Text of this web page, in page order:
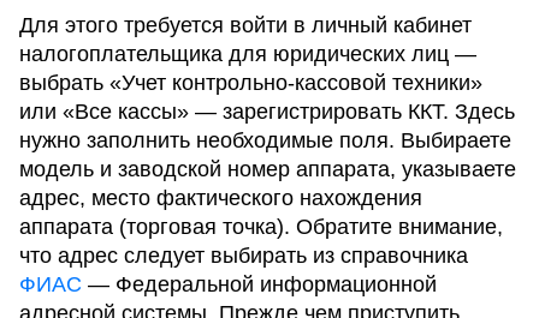
Для этого требуется войти в личный кабинет
налогоплательщика для юридических лиц —
выбрать «Учет контрольно-кассовой техники»
или «Все кассы» — зарегистрировать ККТ. Здесь
нужно заполнить необходимые поля. Выбираете
модель и заводской номер аппарата, указываете
адрес, место фактического нахождения
аппарата (торговая точка). Обратите внимание,
что адрес следует выбирать из справочника
ФИАС — Федеральной информационной